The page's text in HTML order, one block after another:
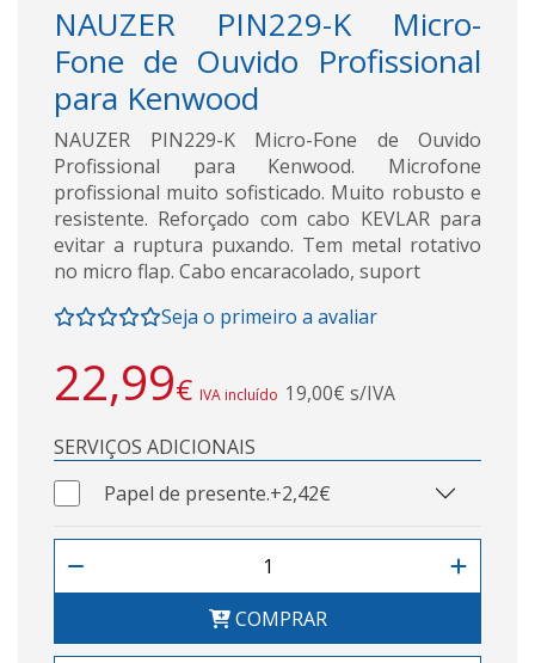
NAUZER PIN229-K Micro-
Fone de Ouvido Profissional
para Kenwood
NAUZER PIN229-K Micro-Fone de Ouvido
Profissional para Kenwood. Microfone
profissional muito sofisticado. Muito robusto e
resistente. Reforçado com cabo KEVLAR para
evitar a ruptura puxando. Tem metal rotativo
no micro flap. Cabo encaracolado, suport
Seja o primeiro a avaliar
22,99€ IVA incluído 19,00€ s/IVA
SERVIÇOS ADICIONAIS
Papel de presente.+2,42€
COMPRAR